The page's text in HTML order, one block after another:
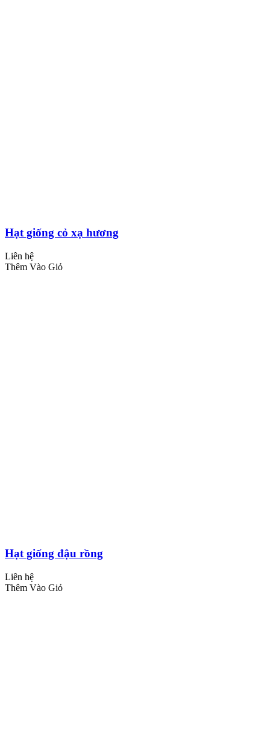
Hạt giống cỏ xạ hương
Liên hệ
Thêm Vào Giỏ
Hạt giống đậu rồng
Liên hệ
Thêm Vào Giỏ